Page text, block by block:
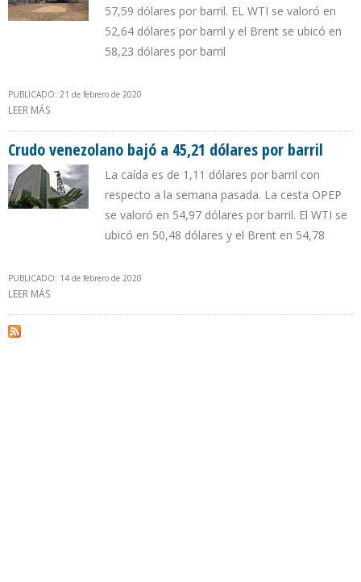
57,59 dólares por barril. EL WTI se valoró en
52,64 dólares por barril y el Brent se ubicó en
58,23 dólares por barril
PUBLICADO: 21 de febrero de 2020
LEER MÁS
Crudo venezolano bajó a 45,21 dólares por barril
La caída es de 1,11 dólares por barril con
respecto a la semana pasada. La cesta OPEP
se valoró en 54,97 dólares por barril. El WTI se
ubicó en 50,48 dólares y el Brent en 54,78
PUBLICADO: 14 de febrero de 2020
LEER MÁS